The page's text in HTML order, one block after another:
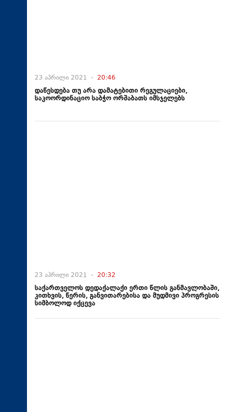
23 აპრილი 2021 - 20:46
დაწესდება თუ არა დამატებითი რეგულაციები,
საკოორდინაციო საბჭო ორშაბათს იმსჯელებს
23 აპრილი 2021 - 20:32
საქართველოს დედაქალაქი ერთი წლის განმავლობაში,
კითხვის, წერის, განვითარებისა და მუდმივი პროგრესის
სიმბოლოდ იქცევა